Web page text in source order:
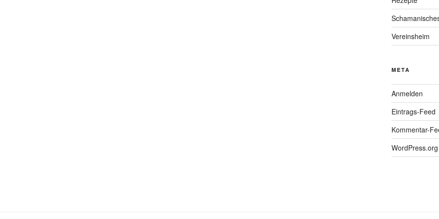
Vereinsheim
META
Anmelden
Eintrags-Feed
Kommentar-
WordPress.org